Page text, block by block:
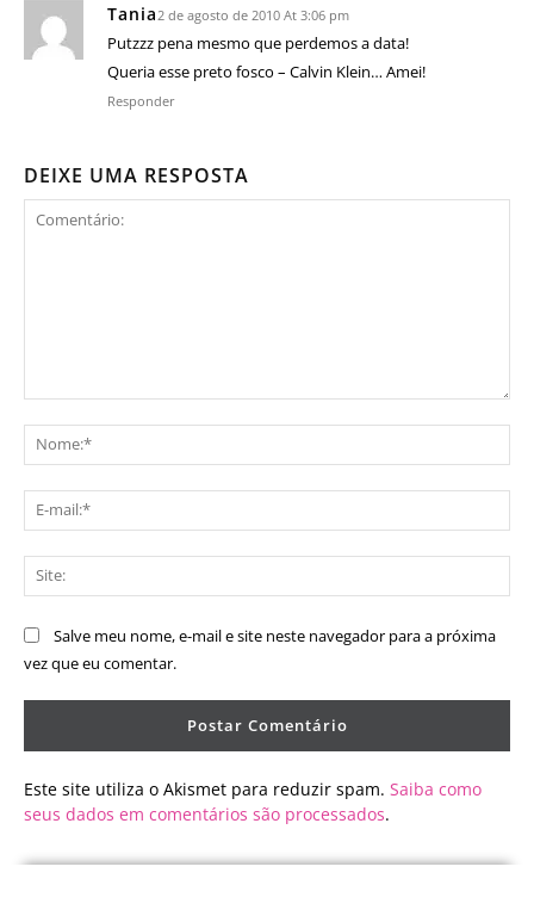
Tania 2 de agosto de 2010 At 3:06 pm
Putzzz pena mesmo que perdemos a data!
Queria esse preto fosco – Calvin Klein… Amei!
Responder
DEIXE UMA RESPOSTA
Salve meu nome, e-mail e site neste navegador para a próxima
vez que eu comentar.
Este site utiliza o Akismet para reduzir spam. Saiba como
seus dados em comentários são processados.